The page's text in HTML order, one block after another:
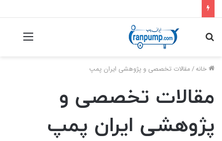
منو
خانه/مقالات تخصصی و پژوهشی ایران پمپ
مقالات تخصصی و
پژوهشی ایران پمپ